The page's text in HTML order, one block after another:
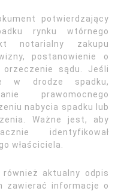
potwierdzający
rynku wtórnego
notarialny zakupu
postanowienie o
orzeczenie sądu. Jeśli
w drodze spadku,
prawomocnego
nabycia spadku lub
Ważne jest, aby
identyfikował
właściciela.
aktualny odpis
zawierać informacje o